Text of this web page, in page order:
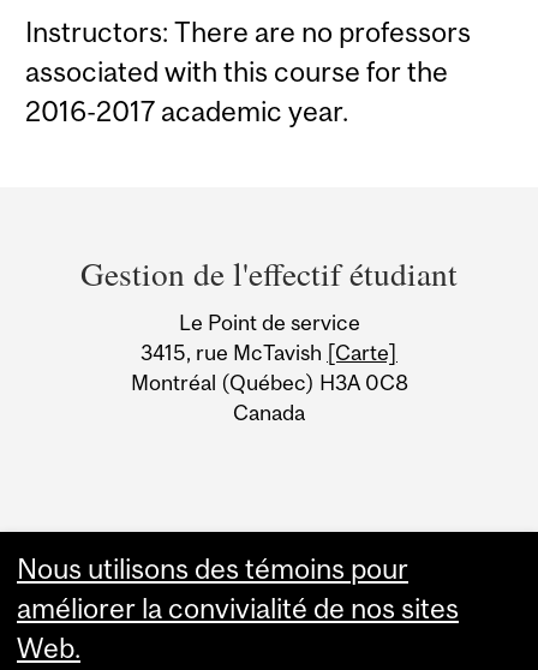
Instructors: There are no professors
associated with this course for the
2016-2017 academic year.
and
University
Information
Gestion de l'effectif étudiant
Le Point de service
3415, rue McTavish [Carte]
Montréal (Québec) H3A 0C8
Canada
Nous utilisons des témoins pour
améliorer la convivialité de nos sites
Web.